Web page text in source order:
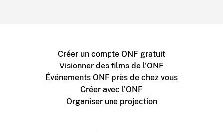
Créer un compte ONF gratuit
Visionner des films de l'ONF
Événements ONF près de chez vous
Créer avec l'ONF
Organiser une projection